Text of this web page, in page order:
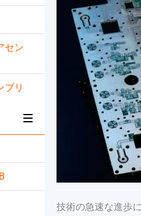
セン
ブリ
技術の急速な進歩